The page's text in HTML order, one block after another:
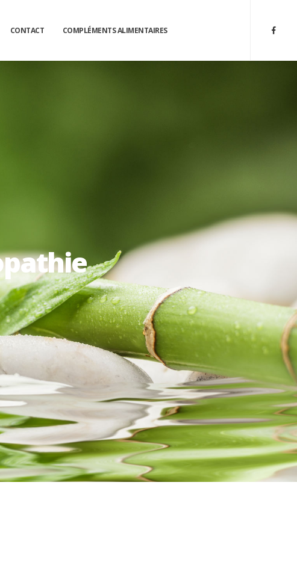
CONTACT COMPLÉMENTS ALIMENTAIRES